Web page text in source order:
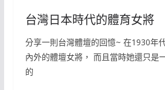
台灣日本時代的體育女將
分享一則台灣體壇的回憶~ 在1930年
內外的體壇女將， 而且當時她還只是
的